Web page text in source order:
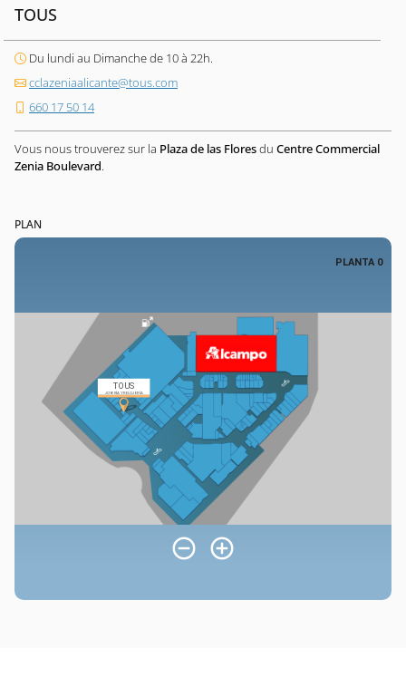
TOUS
Du lundi au Dimanche de 10 à 22h.
cclazeniaalicante@tous.com
660 17 50 14
Vous nous trouverez sur la Plaza de las Floresdu Centre Commercial
Zenia Boulevard.
PLAN